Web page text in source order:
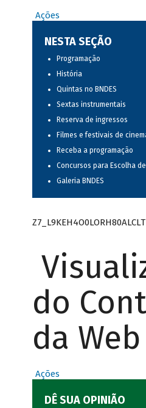
Ações
NESTA SEÇÃO
Programação
História
Quintas no BNDES
Sextas instrumentais
Reserva de ingressos
Filmes e festivais de
Receba a programação
Concursos para Escolha
Galeria BNDES
do
da Web
Ações
DÊ SUA OPINIÃO